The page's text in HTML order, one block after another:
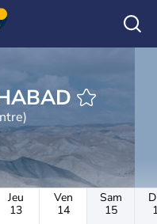
HABAD
Jeu
13
Ven
14
Sam
15